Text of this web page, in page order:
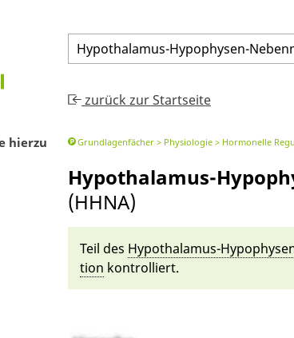
hierzu
Hypothalamus-Hypophysen-
zurück zur Startseite
Grundlagenfächer Physiologie Hormonelle
Hypothalamus-
(HHNA)
Teil des Hypothala­mus-
tion kontrolliert.